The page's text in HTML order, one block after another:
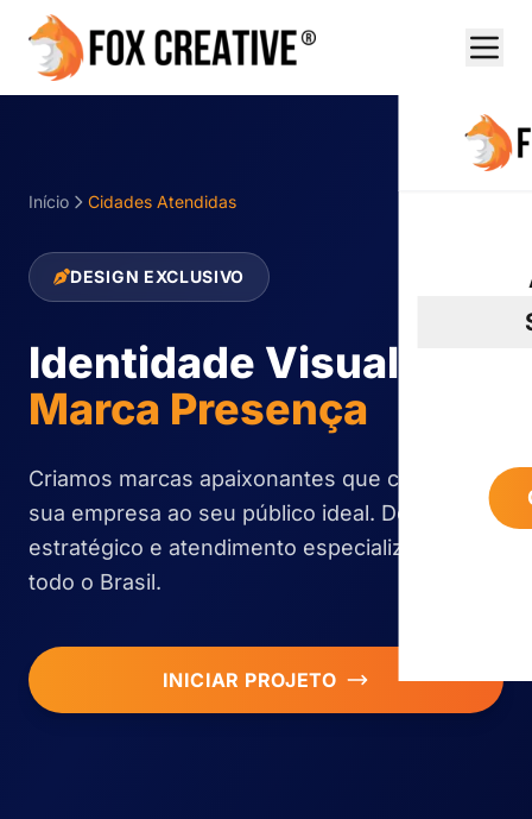
Início Cidades Atendidas
DESIGN EXCLUSIVO
Identidade Visual que
Marca Presença
Criamos marcas apaixonantes que conectam
sua empresa ao seu público ideal. Design
estratégico e atendimento especializado em
todo o Brasil.
INICIAR PROJETO